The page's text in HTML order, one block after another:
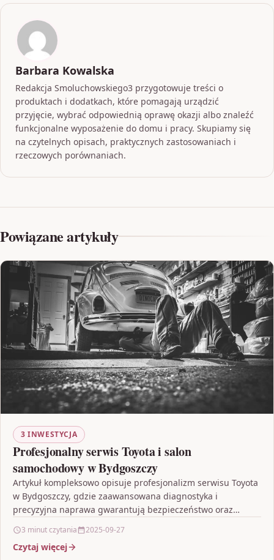
Barbara Kowalska
Redakcja Smoluchowskiego3 przygotowuje treści o
produktach i dodatkach, które pomagają urządzić
przyjęcie, wybrać odpowiednią oprawę okazji albo znaleźć
funkcjonalne wyposażenie do domu i pracy. Skupiamy się
na czytelnych opisach, praktycznych zastosowaniach i
rzeczowych porównaniach.
Powiązane artykuły
3 INWESTYCJA
Profesjonalny serwis Toyota i salon
samochodowy w Bydgoszczy
Artykuł kompleksowo opisuje profesjonalizm serwisu Toyota
w Bydgoszczy, gdzie zaawansowana diagnostyka i
precyzyjna naprawa gwarantują bezpieczeństwo oraz
3 minut czytania 2025-09-27
Czytaj więcej